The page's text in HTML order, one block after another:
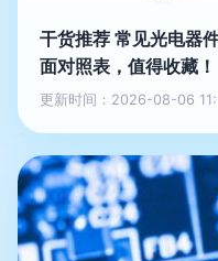
干货推荐 常见光电器
面对照表，值得收藏！
更新时间：2026-08-06